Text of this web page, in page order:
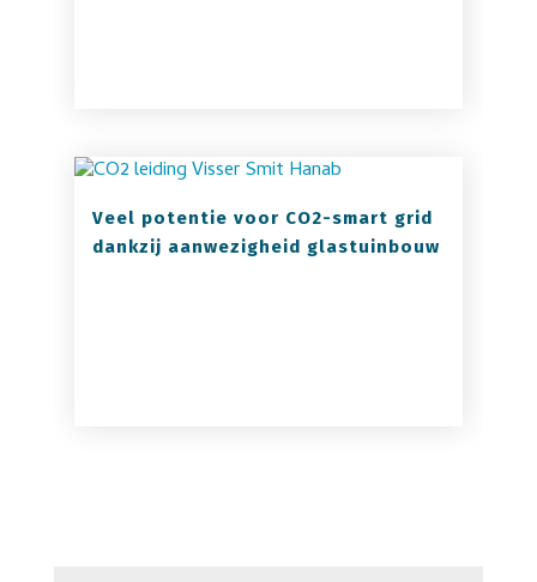
Veel potentie voor CO2-smart grid
dankzij aanwezigheid glastuinbouw